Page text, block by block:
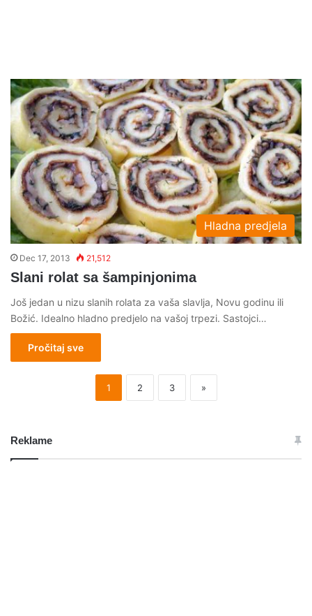
Hladna predjela
Dec 17, 2013 21,512
Slani rolat sa šampinjonima
Još jedan u nizu slanih rolata za vaša slavlja, Novu godinu ili
Božić. Idealno hladno predjelo na vašoj trpezi. Sastojci…
Pročitaj sve
1 2 3 »
Reklame